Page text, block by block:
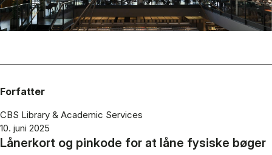
Forfatter
CBS Library & Academic Services
10. juni 2025
Lånerkort og pinkode for at låne fysiske bøger